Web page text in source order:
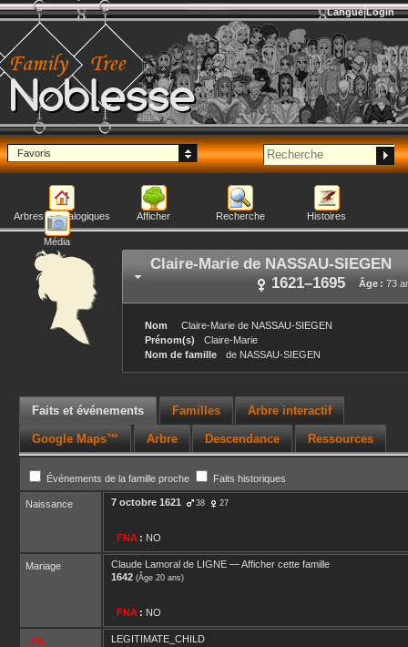
Noblesse
Langue Login
Favoris
Arbres généalogiques Afficher Recherche Histoires
Média
Claire-Marie de NASSAU-SIEGEN
Âge : 73
1621–1695
Nom Claire-Marie de NASSAU-SIEGEN
Prénom(s)
Claire-Marie
Nom de famille
de NASSAU-SIEGEN
Faits et événements Familles Arbre interactif
Google Maps™ Arbre Descendance Ressources
Événements de la famille proche Faits historiques
Naissance 7 octobre 1621 38 27
_FNA : NO
Mariage Claude Lamoral de LIGNE —Afficher cette famille
1642 (Âge 20 ans)
_FNA : NO
_FIL LEGITIMATE_CHILD